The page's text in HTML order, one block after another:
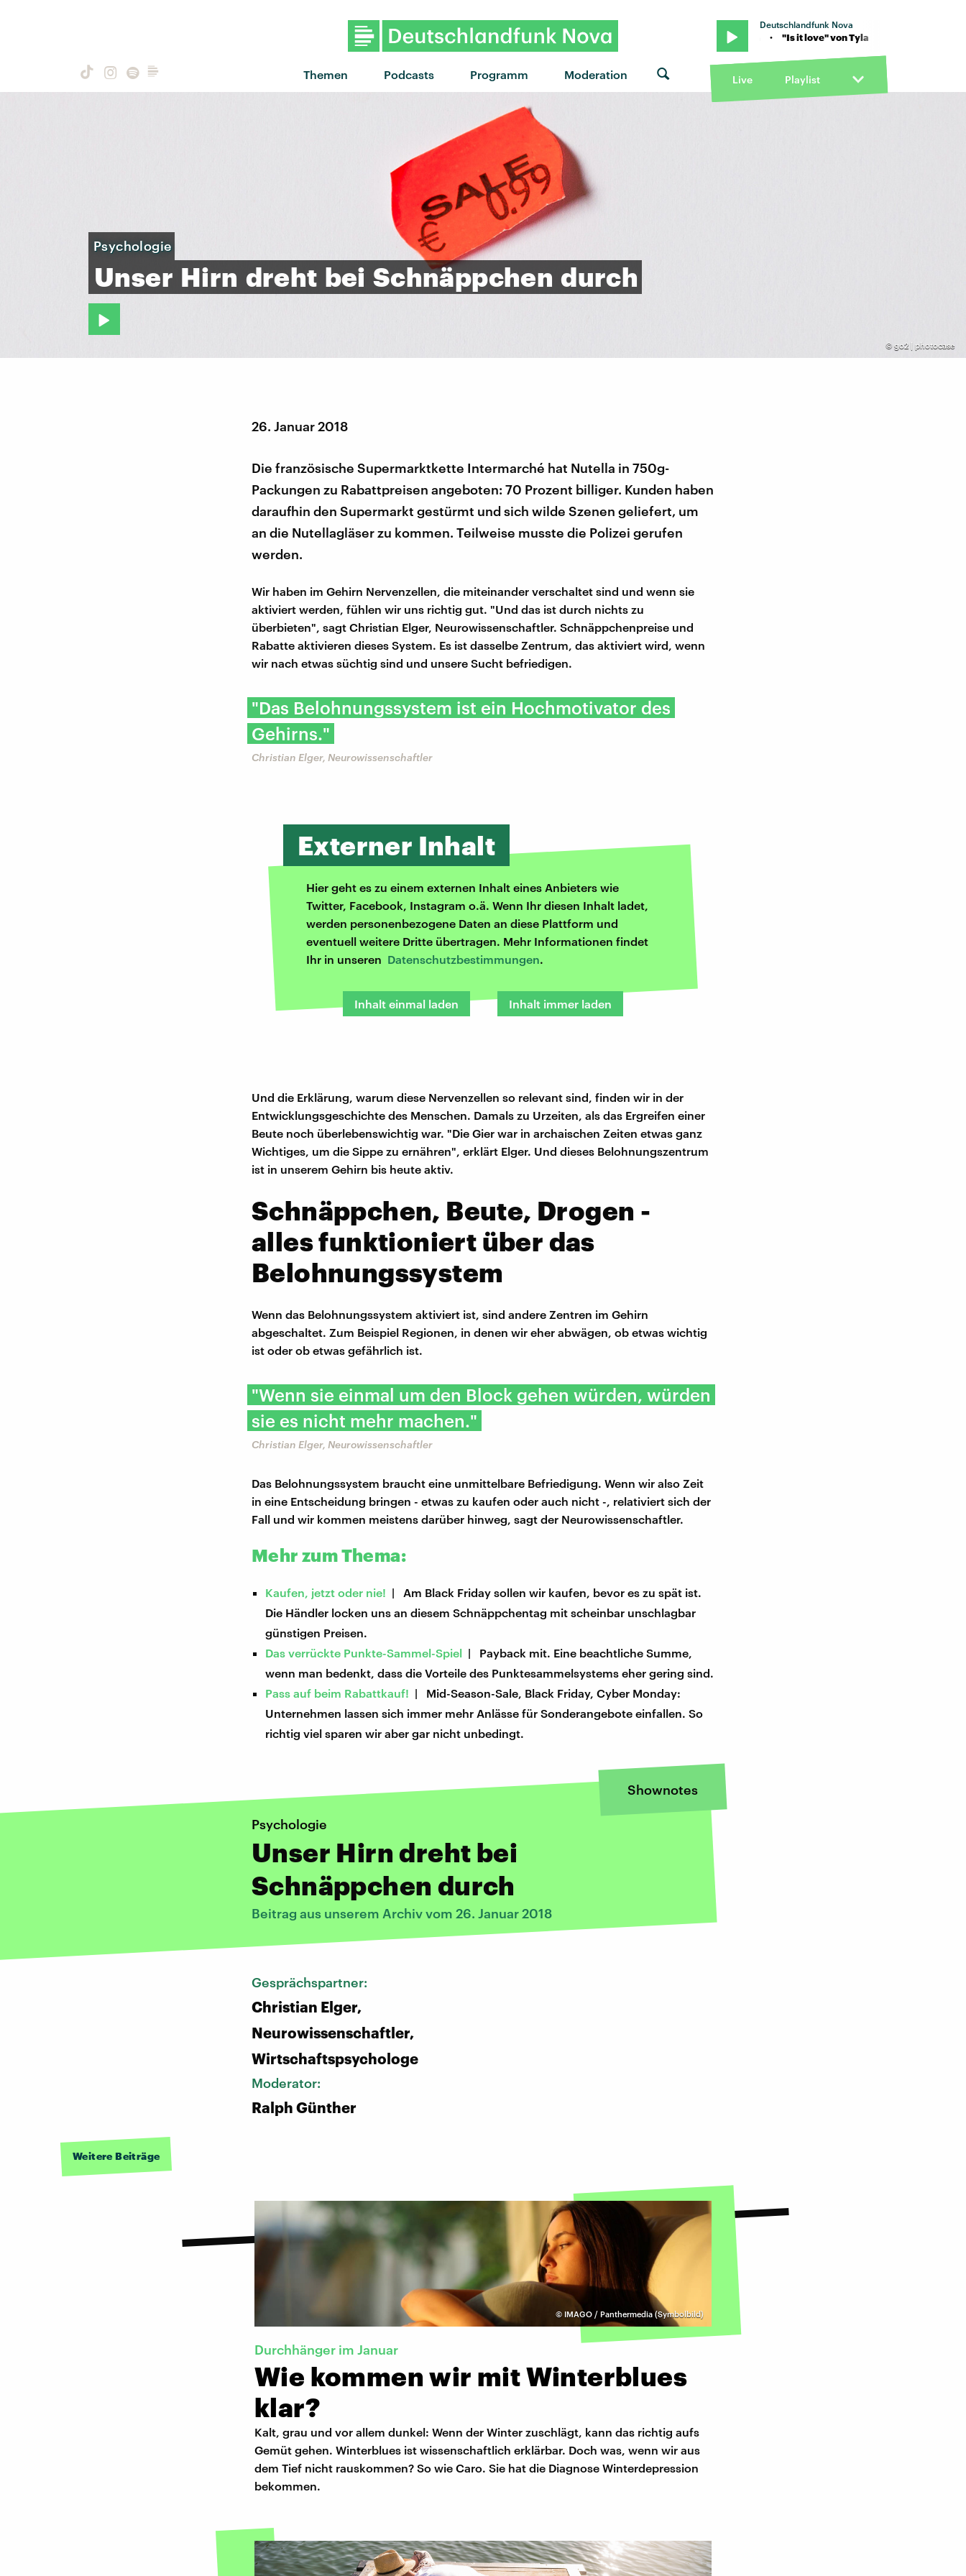
Themen Podcasts Programm Moderation
Deutschlandfunk Nova
"Is it love" von Tyla · "Is it love" von Tyla · "Is it love" von Tyla
Live Playlist
© go2 | photocase
Psychologie
Unser Hirn dreht bei Schnäppchen durch
26. Januar 2018
Die französische Supermarktkette Intermarché hat Nutella in 750g-
Packungen zu Rabattpreisen angeboten: 70 Prozent billiger. Kunden haben
daraufhin den Supermarkt gestürmt und sich wilde Szenen geliefert, um
an die Nutellagläser zu kommen. Teilweise musste die Polizei gerufen
werden.
Wir haben im Gehirn Nervenzellen, die miteinander verschaltet sind und wenn sie
aktiviert werden, fühlen wir uns richtig gut. "Und das ist durch nichts zu
überbieten", sagt Christian Elger, Neurowissenschaftler. Schnäppchenpreise und
Rabatte aktivieren dieses System. Es ist dasselbe Zentrum, das aktiviert wird, wenn
wir nach etwas süchtig sind und unsere Sucht befriedigen.
"Das Belohnungssystem ist ein Hochmotivator des
Gehirns."
Christian Elger, Neurowissenschaftler
Externer Inhalt
Hier geht es zu einem externen Inhalt eines Anbieters wie
Twitter, Facebook, Instagram o.ä. Wenn Ihr diesen Inhalt ladet,
werden personenbezogene Daten an diese Plattform und
eventuell weitere Dritte übertragen. Mehr Informationen findet
Ihr in unseren Datenschutzbestimmungen.
Inhalt einmal laden Inhalt immer laden
Und die Erklärung, warum diese Nervenzellen so relevant sind, finden wir in der
Entwicklungsgeschichte des Menschen. Damals zu Urzeiten, als das Ergreifen einer
Beute noch überlebenswichtig war. "Die Gier war in archaischen Zeiten etwas ganz
Wichtiges, um die Sippe zu ernähren", erklärt Elger. Und dieses Belohnungszentrum
ist in unserem Gehirn bis heute aktiv.
Schnäppchen, Beute, Drogen -
alles funktioniert über das
Belohnungssystem
Wenn das Belohnungssystem aktiviert ist, sind andere Zentren im Gehirn
abgeschaltet. Zum Beispiel Regionen, in denen wir eher abwägen, ob etwas wichtig
ist oder ob etwas gefährlich ist.
"Wenn sie einmal um den Block gehen würden, würden
sie es nicht mehr machen."
Christian Elger, Neurowissenschaftler
Das Belohnungssystem braucht eine unmittelbare Befriedigung. Wenn wir also Zeit
in eine Entscheidung bringen - etwas zu kaufen oder auch nicht -, relativiert sich der
Fall und wir kommen meistens darüber hinweg, sagt der Neurowissenschaftler.
Mehr zum Thema:
Kaufen, jetzt oder nie! | Am Black Friday sollen wir kaufen, bevor es zu spät ist.
Die Händler locken uns an diesem Schnäppchentag mit scheinbar unschlagbar
günstigen Preisen.
Das verrückte Punkte-Sammel-Spiel | Payback mit. Eine beachtliche Summe,
wenn man bedenkt, dass die Vorteile des Punktesammelsystems eher gering sind.
Pass auf beim Rabattkauf! | Mid-Season-Sale, Black Friday, Cyber Monday:
Unternehmen lassen sich immer mehr Anlässe für Sonderangebote einfallen. So
richtig viel sparen wir aber gar nicht unbedingt.
Shownotes
Psychologie
Unser Hirn dreht bei
Schnäppchen durch
Beitrag aus unserem Archiv vom 26. Januar 2018
Gesprächspartner:
Christian Elger,
Neurowissenschaftler,
Wirtschaftspsychologe
Moderator:
Ralph Günther
Weitere Beiträge
© IMAGO / Panthermedia (Symbolbild)
Durchhänger im Januar
Wie kommen wir mit Winterblues
klar?
Kalt, grau und vor allem dunkel: Wenn der Winter zuschlägt, kann das richtig aufs
Gemüt gehen. Winterblues ist wissenschaftlich erklärbar. Doch was, wenn wir aus
dem Tief nicht rauskommen? So wie Caro. Sie hat die Diagnose Winterdepression
bekommen.